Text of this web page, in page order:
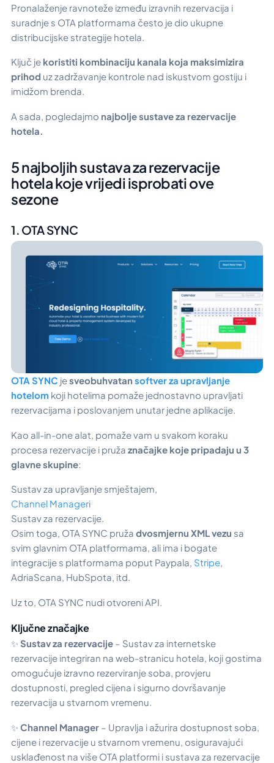
Pronalaženje ravnoteže između izravnih rezervacija i
suradnje s OTA platformama često je dio ukupne
distribucijske strategije hotela.
Ključ je koristiti kombinaciju kanala koja maksimizira
prihod uz zadržavanje kontrole nad iskustvom gostiju i
imidžom brenda.
A sada, pogledajmo najbolje sustave za rezervacije
hotela.
5 najboljih sustava za rezervacije
hotela koje vrijedi isprobati ove
sezone
1. OTA SYNC
OTA SYNC jesveobuhvatan softver za upravljanje
hotelom koji hotelima pomaže jednostavno upravljati
rezervacijama i poslovanjem unutar jedne aplikacije.
Kao all-in-one alat, pomaže vam u svakom koraku
procesa rezervacije i pruža značajke koje pripadaju u 3
glavne skupine:
Sustav za upravljanje smještajem,
Channel Manageri
Sustav za rezervacije.
Osim toga, OTA SYNC pruža dvosmjernu XML vezu sa
svim glavnim OTA platformama, ali ima i bogate
integracije s platformama poput Paypala, Stripe,
AdriaScana, HubSpota, itd.
Uz to, OTA SYNC nudi otvoreni API.
Ključne značajke
✨Sustav za rezervacije – Sustav za internetske
rezervacije integriran na web-stranicu hotela, koji gostima
omogućuje izravno rezerviranje soba, provjeru
dostupnosti, pregled cijena i sigurno dovršavanje
rezervacija u stvarnom vremenu.
✨Channel Manager – Upravlja i ažurira dostupnost soba,
cijene i rezervacije u stvarnom vremenu, osiguravajući
usklađenost na više OTA platformi i sustava za rezervacije